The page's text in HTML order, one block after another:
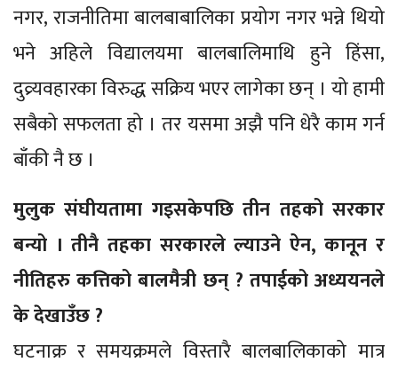
नगर, राजनीतिमा बालबाबालिका प्रयोग नगर भन्ने थियो
भने अहिले विद्यालयमा बालबालिमाथि हुने हिंसा,
दुव्र्यवहारका विरुद्ध सक्रिय भएर लागेका छन् । यो हामी
सबैको सफलता हो । तर यसमा अझै पनि धेरै काम गर्न
बाँकी नै छ ।
मुलुक संघीयतामा गइसकेपछि तीन तहको सरकार
बन्यो । तीनै तहका सरकारले ल्याउने ऐन, कानून र
नीतिहरु कत्तिको बालमैत्री छन् ? तपाईको अध्ययनले
के देखाउँछ ?
घटनाक्र र समयक्रमले विस्तारै बालबालिकाको मात्र